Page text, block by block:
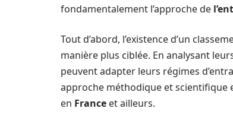
fondamentalement l’approche de
Tout d’abord, l’existence d’un
manière plus ciblée. En analysant
peuvent adapter leurs régimes
approche méthodique et scientifique
en France et ailleurs.